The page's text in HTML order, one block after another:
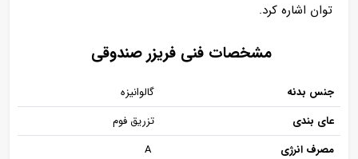
توان اشاره کرد.
مشخصات فنی فریزر صندوقی
جنس بدنه
گالوانیزه
عای بندی
تزریق فوم
مصرف انرژی
A